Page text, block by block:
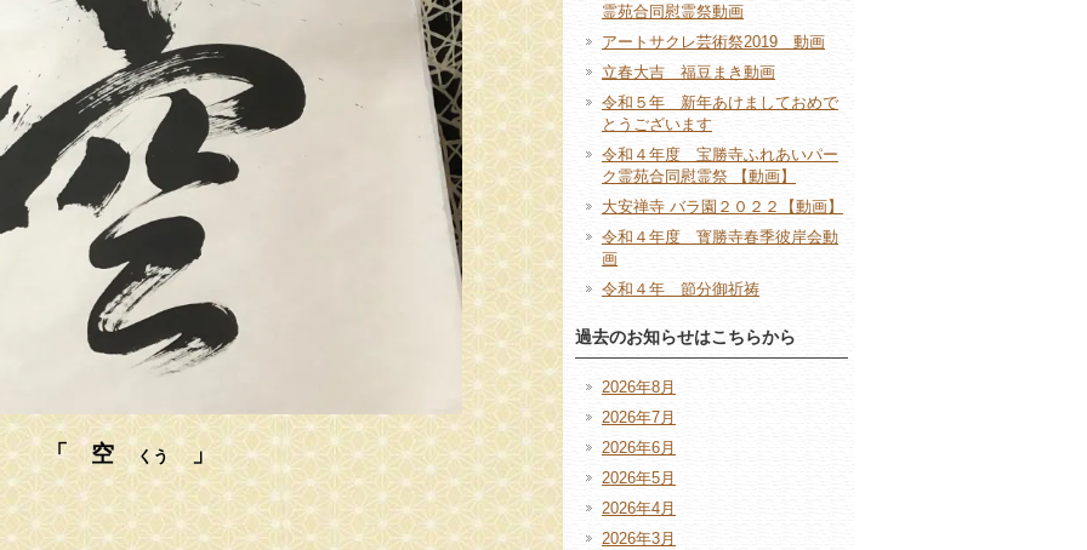
「 空 くう 」
霊苑合同慰霊祭動画
アートサクレ芸術祭2019 動画
立春大吉 福豆まき動画
令和５年 新年あけましておめで
とうございます
令和４年度 宝勝寺ふれあいパー
ク霊苑合同慰霊祭 【動画】
大安禅寺 バラ園２０２２【動画】
令和４年度 寳勝寺春季彼岸会動
画
令和４年 節分御祈祷
過去のお知らせはこちらから
2026年8月
2026年7月
2026年6月
2026年5月
2026年4月
2026年3月